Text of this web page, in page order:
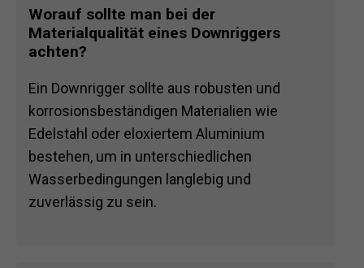
Worauf sollte man bei der
Materialqualität eines Downriggers
achten?
Ein Downrigger sollte aus robusten und
korrosionsbeständigen Materialien wie
Edelstahl oder eloxiertem Aluminium
bestehen, um in unterschiedlichen
Wasserbedingungen langlebig und
zuverlässig zu sein.